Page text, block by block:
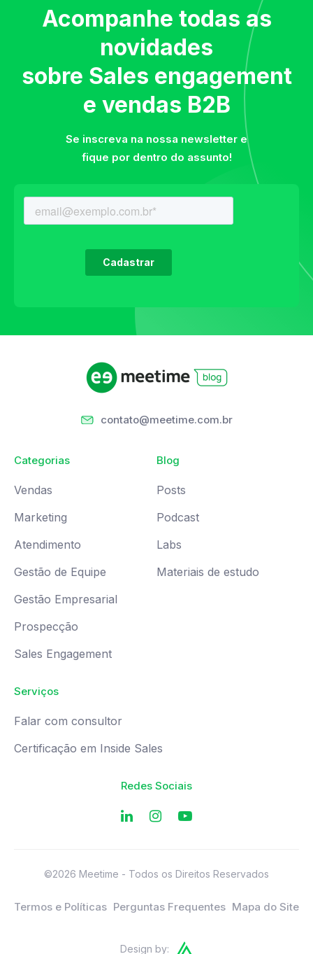
Acompanhe todas as
novidades
sobre Sales engagement
e vendas B2B
Se inscreva na nossa newsletter e
fique por dentro do assunto!
contato@meetime.com.br
Categorias
Vendas
Marketing
Atendimento
Gestão de Equipe
Gestão Empresarial
Prospecção
Sales Engagement
Blog
Posts
Podcast
Labs
Materiais de estudo
Serviços
Falar com consultor
Certificação em Inside Sales
Redes Sociais
©2026 Meetime - Todos os Direitos Reservados
Termos e Políticas Perguntas Frequentes Mapa do Site
Design by: